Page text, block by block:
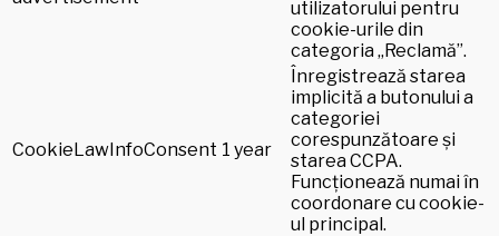
utilizatorului pentru
cookie-urile din
categoria „Reclamă”.
CookieLawInfoConsent 1 year
Înregistrează starea
implicită a butonului a
categoriei
corespunzătoare și
starea CCPA.
Funcționează numai în
coordonare cu cookie-
ul principal.